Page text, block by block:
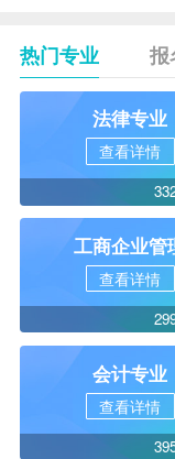
热门专业 报
法律专业
查看详情
工商企业管
查看详情
会计专业
查看详情